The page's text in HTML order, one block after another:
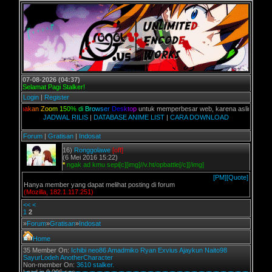
07-08-2026 (04:37)
Selamat Pagi Stalker!
Login | Register
an Zoom 150 % di Bro wser Desktopuntuk memperbesar web, karena aslinya web
JADWAL RILIS | DATABASE ANIME LIST | CARA DOWNLOAD
Forum | Gratisan | Indosat
16) Ronggolawe [off]
(6 Mei 2016 15:22)
* ngak ad kmu sepi[c][img]//v.ht/opbattle[/c][/img]
[PM][Quote]
Hanya member yang dapat melihat posting di forum
(Mozilla, 182.1.117.251)
<< <
1 2
»Forum»Gratisan»Indosat
Home
35 Member On: Ichibi neo86Amadmiko Ryan Exvius Ajaykun Naito98
SayurLodehAnotherCharacter
Non-member On: 3610 stalker.